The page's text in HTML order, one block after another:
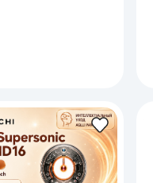
сенсор